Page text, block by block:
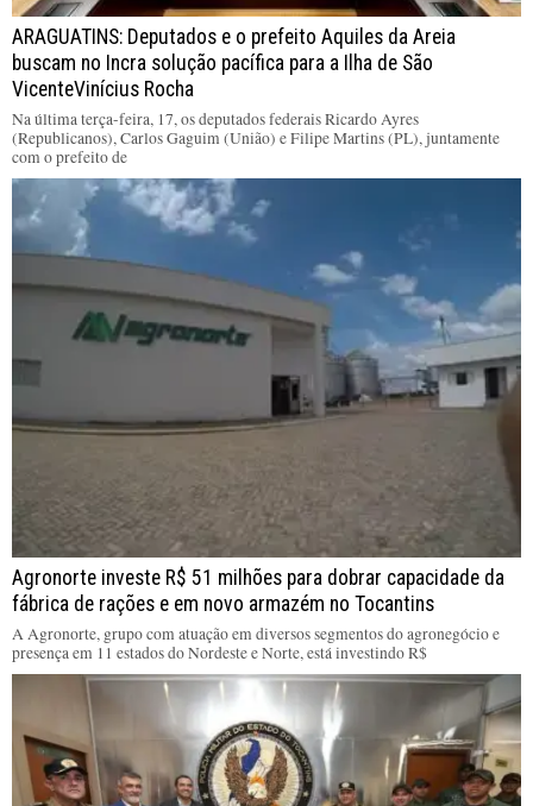
ARAGUATINS: Deputados e o prefeito Aquiles da Areia
buscam no Incra solução pacífica para a Ilha de São
VicenteVinícius Rocha
Na última terça-feira, 17, os deputados federais Ricardo Ayres
(Republicanos), Carlos Gaguim (União) e Filipe Martins (PL), juntamente
com o prefeito de
Agronorte investe R$ 51 milhões para dobrar capacidade da
fábrica de rações e em novo armazém no Tocantins
A Agronorte, grupo com atuação em diversos segmentos do agronegócio e
presença em 11 estados do Nordeste e Norte, está investindo R$